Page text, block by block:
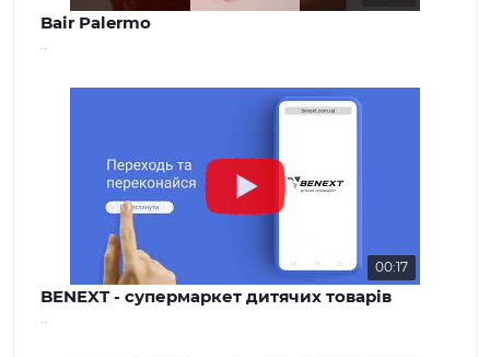
Bair Palermo
00:17
BENEXT - супермаркет дитячих товарів